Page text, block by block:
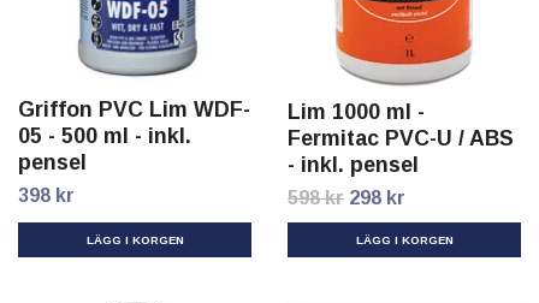
Griffon PVC Lim WDF-
05 - 500 ml - inkl.
pensel
398 kr
Lim 1000 ml -
Fermitac PVC-U / ABS
- inkl. pensel
598 kr 298 kr